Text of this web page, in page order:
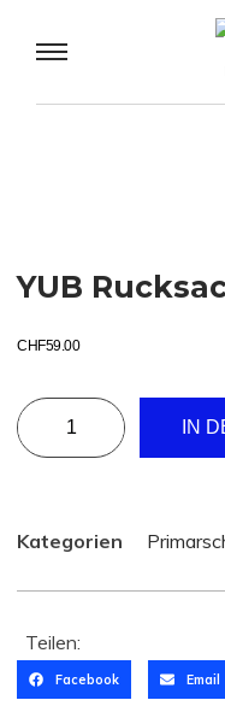
YUB
CHF59.00
IN
Kategorien
Teilen:
Facebook Email